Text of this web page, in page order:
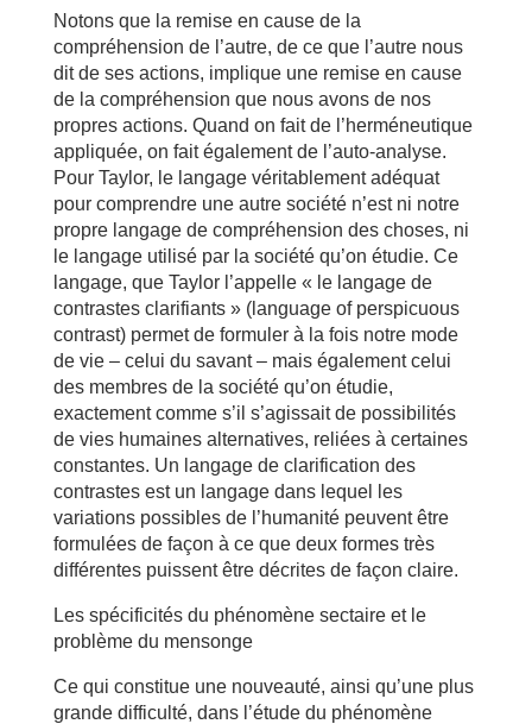
Notons que la remise en cause de la
compréhension de l’autre, de ce que l’autre nous
dit de ses actions, implique une remise en cause
de la compréhension que nous avons de nos
propres actions. Quand on fait de l’herméneutique
appliquée, on fait également de l’auto-analyse.
Pour Taylor, le langage véritablement adéquat
pour comprendre une autre société n’est ni notre
propre langage de compréhension des choses, ni
le langage utilisé par la société qu’on étudie. Ce
langage, que Taylor l’appelle « le langage de
contrastes clarifiants » (language of perspicuous
contrast) permet de formuler à la fois notre mode
de vie – celui du savant – mais également celui
des membres de la société qu’on étudie,
exactement comme s’il s’agissait de possibilités
de vies humaines alternatives, reliées à certaines
constantes. Un langage de clarification des
contrastes est un langage dans lequel les
variations possibles de l’humanité peuvent être
formulées de façon à ce que deux formes très
différentes puissent être décrites de façon claire.
Les spécificités du phénomène sectaire et le
problème du mensonge
Ce qui constitue une nouveauté, ainsi qu’une plus
grande difficulté, dans l’étude du phénomène